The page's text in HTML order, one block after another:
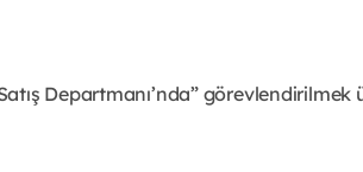
Departmanı’nda” görevlendirilmek